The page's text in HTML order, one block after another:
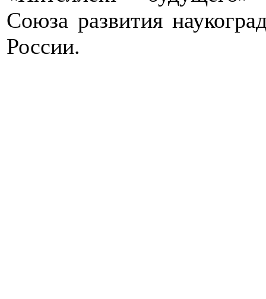
Союза развития
России.